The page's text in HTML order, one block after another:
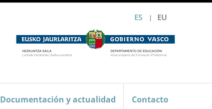
ES EU
Documentación y actualidad Contacto